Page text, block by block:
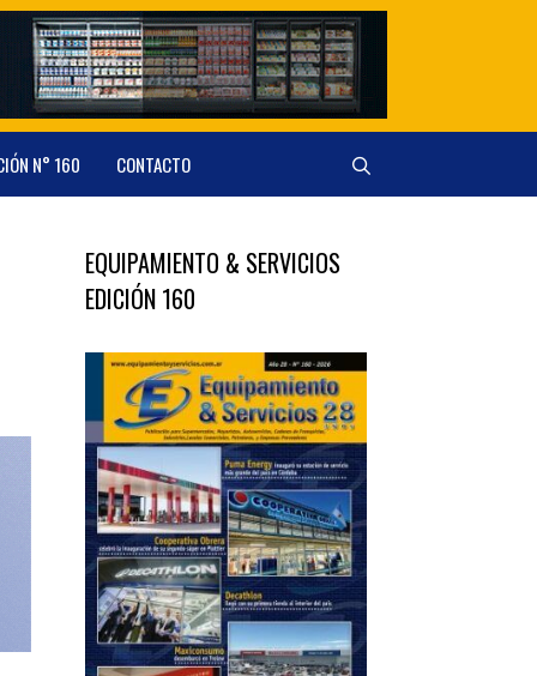
N° 160 CONTACTO
EQUIPAMIENTO & SERVICIOS
EDICIÓN 160